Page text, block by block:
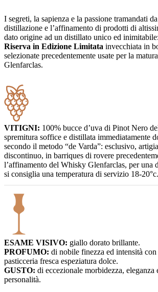
I segreti, la sapienza e la passione tramandati
distillazione e l’affinamento di prodotti di
dato origine ad un distillato unico ed
Riserva in Edizione Limitata invecchiata in
selezionate precedentemente usate per la
Glenfarclas.
VITIGNI: 100% bucce d’uva di Pinot Nero
spremitura soffice e distillata immediatamente
secondo il metodo “de Varda”: esclusivo,
discontinuo, in barriques di rovere
l’affinamento del Whisky Glenfarclas, per una
si consiglia una temperatura di servizio 18-20°c.
ESAME VISIVO: giallo dorato brillante.
PROFUMO: di nobile finezza ed intensità
pasticceria fresca espeziatura dolce.
GUSTO: di eccezionale morbidezza, eleganza
personalità.